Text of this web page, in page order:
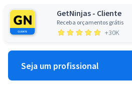
GetNinjas - Cliente
Receba orçamentos grátis
+30K
Seja um profissional